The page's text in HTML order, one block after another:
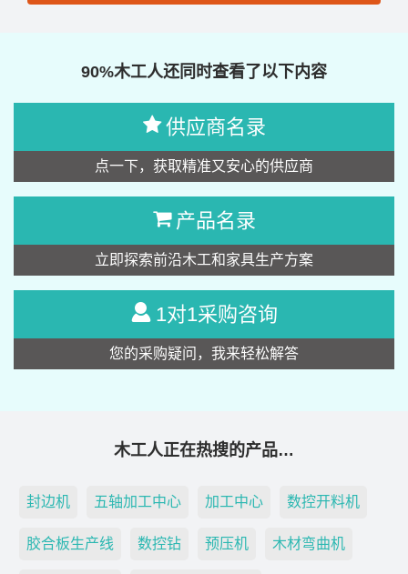
90%木工人还同时查看了以下内容
供应商名录
点一下，获取精准又安心的供应商
产品名录
立即探索前沿木工和家具生产方案
1对1采购咨询
您的采购疑问，我来轻松解答
木工人正在热搜的产品…
封边机 五轴加工中心 加工中心 数控开料机
胶合板生产线 数控钻 预压机 木材弯曲机